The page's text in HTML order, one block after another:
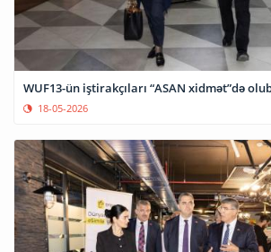
WUF13-ün iştirakçıları “ASAN xidmət”də
18-05-2026